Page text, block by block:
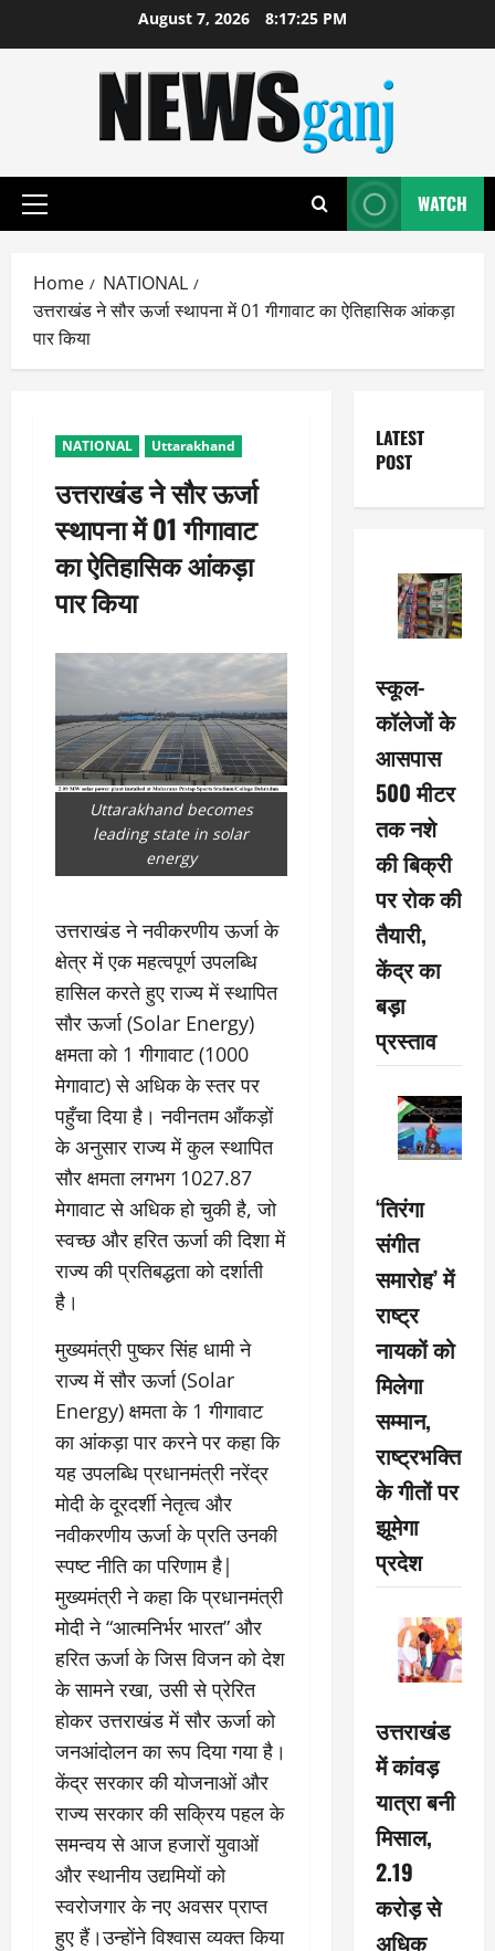
August 7, 2026 8:17:25 PM
Primary
WATCH
Home
NATIONAL
उत्तराखंड ने सौर ऊर्जा स्थापना में 01 गीगावाट का ऐतिहासिक आंकड़ा
पार किया
NATIONAL Uttarakhand
उत्तराखंड ने सौर ऊर्जा
स्थापना में 01 गीगावाट
का ऐतिहासिक आंकड़ा
पार किया
Uttarakhand becomes
leading state in solar
energy
उत्तराखंड ने नवीकरणीय ऊर्जा के
क्षेत्र में एक महत्वपूर्ण उपलब्धि
हासिल करते हुए राज्य में स्थापित
सौर ऊर्जा (Solar Energy)
क्षमता को 1 गीगावाट (1000
मेगावाट) से अधिक के स्तर पर
पहुँचा दिया है। नवीनतम आँकड़ों
के अनुसार राज्य में कुल स्थापित
सौर क्षमता लगभग 1027.87
मेगावाट से अधिक हो चुकी है, जो
स्वच्छ और हरित ऊर्जा की दिशा में
राज्य की प्रतिबद्धता को दर्शाती
है।
मुख्यमंत्री पुष्कर सिंह धामी ने
राज्य में सौर ऊर्जा (Solar
Energy) क्षमता के 1 गीगावाट
का आंकड़ा पार करने पर कहा कि
यह उपलब्धि प्रधानमंत्री नरेंद्र
मोदी के दूरदर्शी नेतृत्व और
नवीकरणीय ऊर्जा के प्रति उनकी
स्पष्ट नीति का परिणाम है|
मुख्यमंत्री ने कहा कि प्रधानमंत्री
मोदी ने “आत्मनिर्भर भारत” और
हरित ऊर्जा के जिस विजन को देश
के सामने रखा, उसी से प्रेरित
होकर उत्तराखंड में सौर ऊर्जा को
जनआंदोलन का रूप दिया गया है।
केंद्र सरकार की योजनाओं और
राज्य सरकार की सक्रिय पहल के
समन्वय से आज हजारों युवाओं
और स्थानीय उद्यमियों को
स्वरोजगार के नए अवसर प्राप्त
हुए हैं।उन्होंने विश्वास व्यक्त किया
LATEST
POST
स्कूल-
कॉलेजों के
आसपास
500 मीटर
तक नशे
की बिक्री
पर रोक की
तैयारी,
केंद्र का
बड़ा
प्रस्ताव
‘तिरंगा
संगीत
समारोह’ में
राष्ट्र
नायकों को
मिलेगा
सम्मान,
राष्ट्रभक्ति
के गीतों पर
झूमेगा
प्रदेश
उत्तराखंड
में कांवड़
यात्रा बनी
मिसाल,
2.19
करोड़ से
अधिक